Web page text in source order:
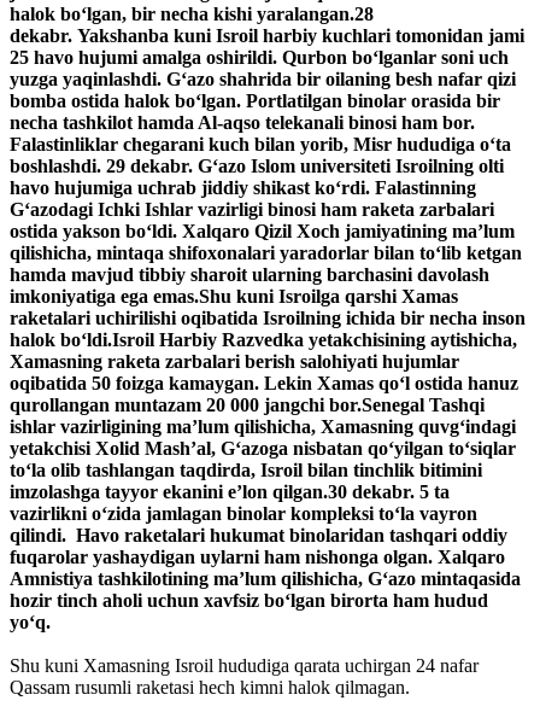
halok bo‘lgan, bir necha kishi yaralangan.28
dekabr. Yakshanba kuni Isroil harbiy kuchlari tomonidan jami
25 havo hujumi amalga oshirildi. Qurbon bo‘lganlar soni uch
yuzga yaqinlashdi. G‘azo shahrida bir oilaning besh nafar qizi
bomba ostida halok bo‘lgan. Portlatilgan binolar orasida bir
necha tashkilot hamda Al-aqso telekanali binosi ham bor.
Falastinliklar chegarani kuch bilan yorib, Misr hududiga o‘ta
boshlashdi. 29 dekabr. G‘azo Islom universiteti Isroilning olti
havo hujumiga uchrab jiddiy shikast ko‘rdi. Falastinning
G‘azodagi Ichki Ishlar vazirligi binosi ham raketa zarbalari
ostida yakson bo‘ldi. Xalqaro Qizil Xoch jamiyatining ma’lum
qilishicha, mintaqa shifoxonalari yaradorlar bilan to‘lib ketgan
hamda mavjud tibbiy sharoit ularning barchasini davolash
imkoniyatiga ega emas.Shu kuni Isroilga qarshi Xamas
raketalari uchirilishi oqibatida Isroilning ichida bir necha inson
halok bo‘ldi.Isroil Harbiy Razvedka yetakchisining aytishicha,
Xamasning raketa zarbalari berish salohiyati hujumlar
oqibatida 50 foizga kamaygan. Lekin Xamas qo‘l ostida hanuz
qurollangan muntazam 20 000 jangchi bor.Senegal Tashqi
ishlar vazirligining ma’lum qilishicha, Xamasning quvg‘indagi
yetakchisi Xolid Mash’al, G‘azoga nisbatan qo‘yilgan to‘siqlar
to‘la olib tashlangan taqdirda, Isroil bilan tinchlik bitimini
imzolashga tayyor ekanini e’lon qilgan.30 dekabr. 5 ta
vazirlikni o‘zida jamlagan binolar kompleksi to‘la vayron
qilindi. Havo raketalari hukumat binolaridan tashqari oddiy
fuqarolar yashaydigan uylarni ham nishonga olgan. Xalqaro
Amnistiya tashkilotining ma’lum qilishicha, G‘azo mintaqasida
hozir tinch aholi uchun xavfsiz bo‘lgan birorta ham hudud
yo‘q.
Shu kuni Xamasning Isroil hududiga qarata uchirgan 24 nafar
Qassam rusumli raketasi hech kimni halok qilmagan.